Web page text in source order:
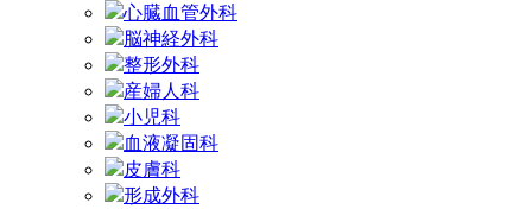
心臓血管外科
脳神経外科
整形外科
産婦人科
小児科
血液凝固科
皮膚科
形成外科